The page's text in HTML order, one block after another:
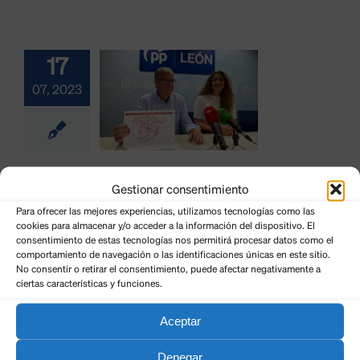
Gestionar consentimiento
Para ofrecer las mejores experiencias, utilizamos tecnologías como las
cookies para almacenar y/o acceder a la información del dispositivo. El
consentimiento de estas tecnologías nos permitirá procesar datos como el
comportamiento de navegación o las identificaciones únicas en este sitio.
No consentir o retirar el consentimiento, puede afectar negativamente a
ciertas características y funciones.
Aceptar
Denegar
17
07, 2023
al
sin
y
la
los
“Pedro Sánchez margina de nuevo a
León al dejarnos sin trenes ‘low
cost’ y peligra la continuidad de los
bonos”
Noticias PP León 17 de julio de 2023 Antonio Silván
Elecciones 23J
El candidato del Partido Popular al Senado por León,
Antonio [...]
útil